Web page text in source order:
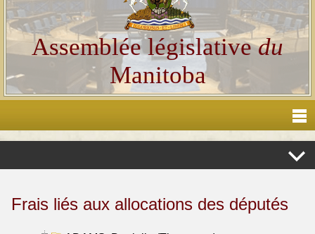
Assemblée législativedu
Manitoba
Frais liés aux allocations des députés